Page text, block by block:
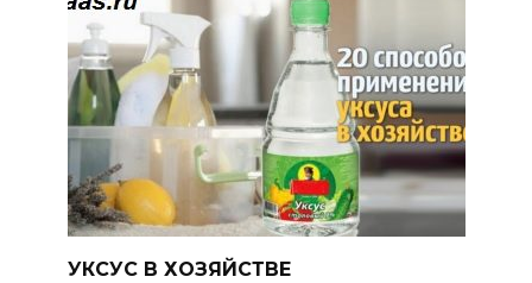
УКСУС В ХОЗЯЙСТВЕ